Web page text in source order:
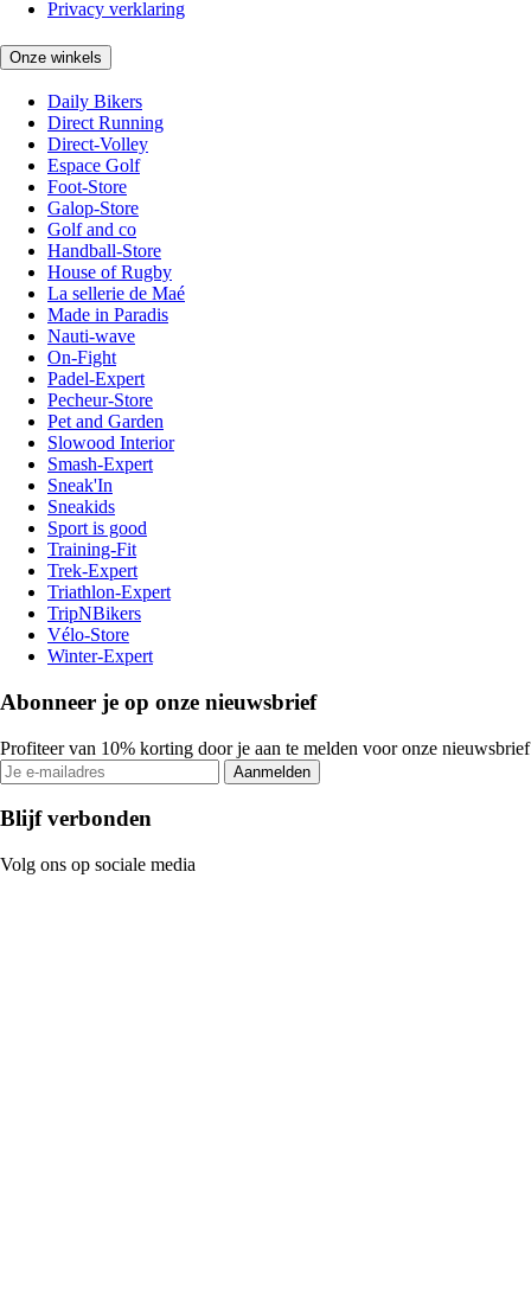
Privacy verklaring
Onze winkels
Daily Bikers
Direct Running
Direct-Volley
Espace Golf
Foot-Store
Galop-Store
Golf and co
Handball-Store
House of Rugby
La sellerie de Maé
Made in Paradis
Nauti-wave
On-Fight
Padel-Expert
Pecheur-Store
Pet and Garden
Slowood Interior
Smash-Expert
Sneak'In
Sneakids
Sport is good
Training-Fit
Trek-Expert
Triathlon-Expert
TripNBikers
Vélo-Store
Winter-Expert
Abonneer je op onze nieuwsbrief
Profiteer van 10% korting door je aan te melden voor onze nieuwsbrief
Aanmelden
Blijf verbonden
Volg ons op sociale media